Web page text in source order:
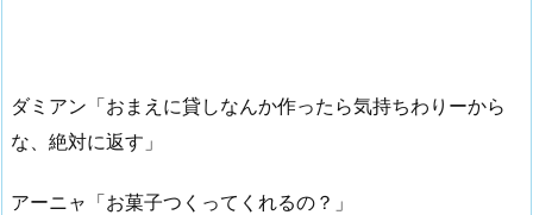
ダミアン「おまえに貸しなんか作ったら気持ちわりーから
な、絶対に返す」
アーニャ「お菓子つくってくれるの？」